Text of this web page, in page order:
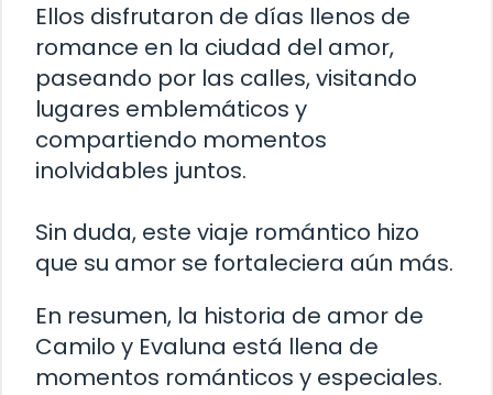
Ellos disfrutaron de días llenos de
romance en la ciudad del amor,
paseando por las calles, visitando
lugares emblemáticos y
compartiendo momentos
inolvidables juntos.
Sin duda, este viaje romántico hizo
que su amor se fortaleciera aún más.
En resumen, la historia de amor de
Camilo y Evaluna está llena de
momentos románticos y especiales.